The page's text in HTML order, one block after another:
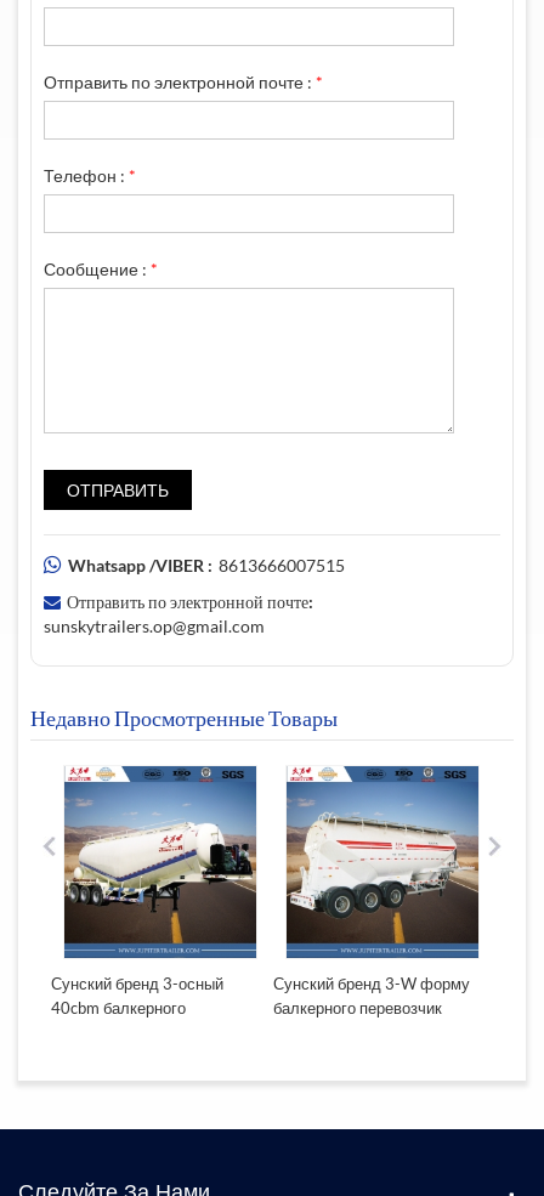
Отправить по электронной почте : *
Телефон : *
Сообщение : *
Whatsapp /VIBER : 8613666007515
Отправить по электронной почте:
sunskytrailers.op@gmail.com
Недавно Просмотренные Товары
Сунский бренд 3-осный
40cbm балкерного
Сунский бренд 3-W форму
балкерного перевозчик